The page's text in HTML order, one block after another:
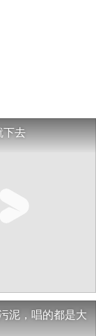
下去
泥，唱的都是大